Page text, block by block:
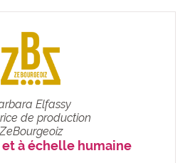
Elfassy
de production
à échelle humaine